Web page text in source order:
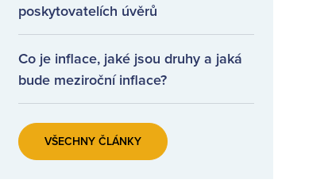
poskytovatelích úvěrů
Co je inflace, jaké jsou druhy a jaká
bude meziroční inflace?
VŠECHNY ČLÁNKY